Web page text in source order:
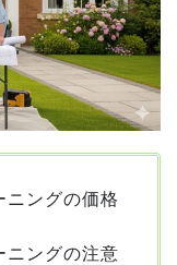
ニングの価格
ニングの注意